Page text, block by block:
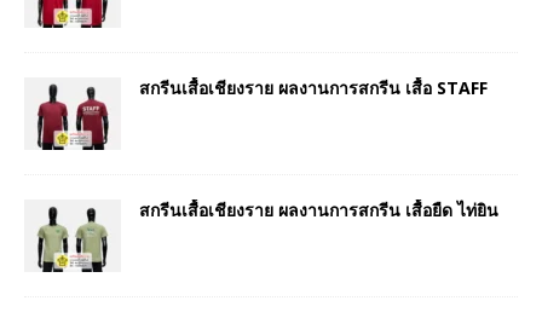
สกรีนเสื้อเชียงราย ผลงานการสกรีน เสื้อ STAFF
สกรีนเสื้อเชียงราย ผลงานการสกรีน เสื้อยืด ไท่ยิน